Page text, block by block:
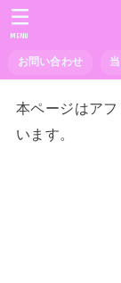
お問い合わせ
MENU
本ページはア
います。